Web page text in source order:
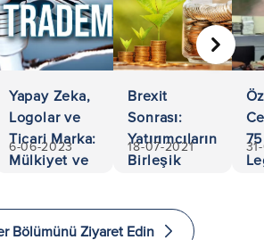
Yapay Zeka,
Logolar ve
Ticari Marka:
Mülkiyet ve
6-06-2023
Brexit
Sonrası:
Yatırımcıların
Birleşik
Yapması ve
18-07-2021
Bölümünü Ziyaret Edin